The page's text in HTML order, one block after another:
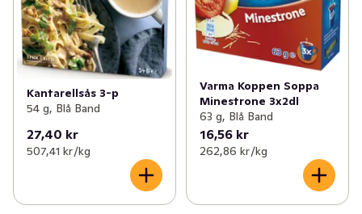
Kantarellsås 3-p
54 g, Blå Band
27,40 kr
507,41 kr /kg
Varma Koppen Soppa
Minestrone 3x2dl
63 g, Blå Band
16,56 kr
262,86 kr /kg